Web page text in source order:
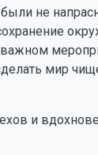
не
важном
мир
и